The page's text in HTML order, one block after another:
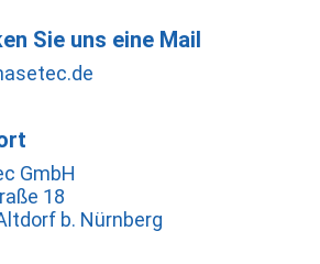
Sie uns eine Mail
GmbH
18
b. Nürnberg